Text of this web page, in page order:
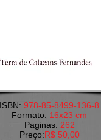
​ISBN: 978-85-8499-136-8
Formato: 16x23 cm​
​Paginas: 262
​Preço:R$ 50,00